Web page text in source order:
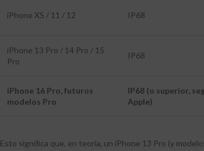
iPhone XS / 11 / 12 IP68
iPhone 13 Pro / 14 Pro / 15
Pro
IP68
iPhone 16 Pro, futuros
modelos Pro
IP68 (o superior,
Apple)
Esto significa que, en teoría, un iPhone 13 Pro (y